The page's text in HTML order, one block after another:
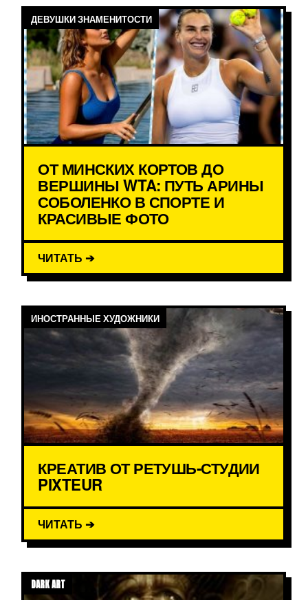
ДЕВУШКИ ЗНАМЕНИТОСТИ
ОТ МИНСКИХ КОРТОВ ДО
ВЕРШИНЫ WTA: ПУТЬ АРИНЫ
СОБОЛЕНКО В СПОРТЕ И
КРАСИВЫЕ ФОТО
ЧИТАТЬ ➔
ИНОСТРАННЫЕ ХУДОЖНИКИ
КРЕАТИВ ОТ РЕТУШЬ-СТУДИИ
PIXTEUR
ЧИТАТЬ ➔
DARK ART